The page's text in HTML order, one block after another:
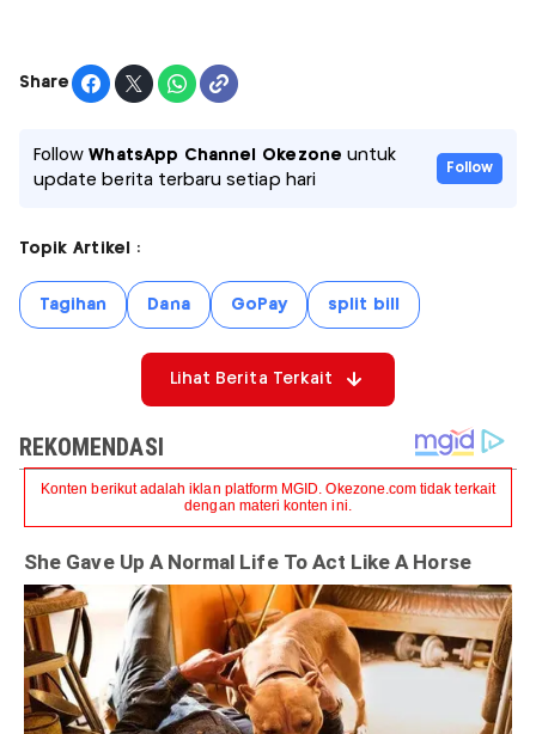
Share
FollowWhatsApp Channel Okezone untuk
update berita terbaru setiap hari
Follow
Topik Artikel :
Tagihan Dana GoPay split bill
Lihat Berita Terkait